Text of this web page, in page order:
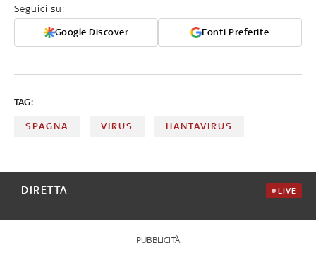
Seguici su:
Google Discover Fonti Preferite
TAG:
SPAGNA VIRUS HANTAVIRUS
DIRETTA LIVE
PUBBLICITÀ